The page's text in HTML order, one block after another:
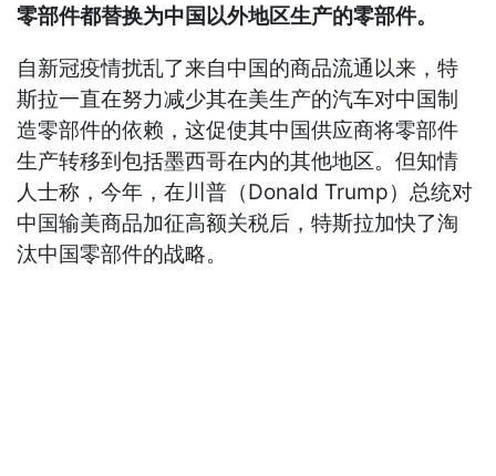
零部件都替换为中国以外地区生产的零部件。
自新冠疫情扰乱了来自中国的商品流通以来，特
斯拉一直在努力减少其在美生产的汽车对中国制
造零部件的依赖，这促使其中国供应商将零部件
生产转移到包括墨西哥在内的其他地区。但知情
人士称，今年，在川普（Donald Trump）总统对
中国输美商品加征高额关税后，特斯拉加快了淘
汰中国零部件的战略。